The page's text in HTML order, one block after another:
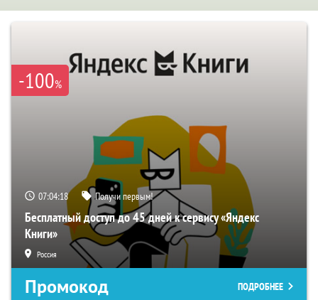
-100%
07:04:17 Получи первым!
Бесплатный доступ до 45 дней к сервису «Яндекс
Книги»
Россия
Промокод ПОДРОБНЕЕ